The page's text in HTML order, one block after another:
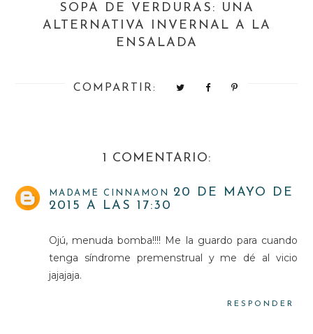
SOPA DE VERDURAS: UNA
ALTERNATIVA INVERNAL A LA
ENSALADA
COMPARTIR:
1 COMENTARIO:
MADAME CINNAMON
20 DE MAYO DE
2015 A LAS 17:30
Ojú, menuda bomba!!!! Me la guardo para cuando
tenga síndrome premenstrual y me dé al vicio
jajajaja.
RESPONDER